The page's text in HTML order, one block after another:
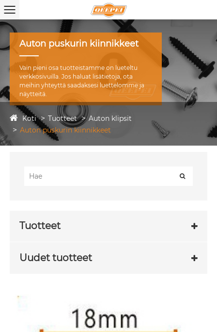
Auton puskurin kiinnikkeet
Vain pieni osa tuotteistamme on lueteltu
verkkosivuilla. Jos haluat lisätietoja, ota
meihin yhteyttä saadaksesi luettelomme ja
näytteitä.
Koti Tuotteet
Auton klipsit
Auton puskurin kiinnikkeet
Tuotteet
Uudet tuotteet